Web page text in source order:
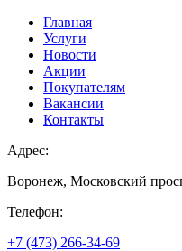
Главная
Услуги
Новости
Акции
Покупателям
Вакансии
Контакты
Адрес:
Воронеж, Московский
Телефон:
+7 (473) 266-34-69